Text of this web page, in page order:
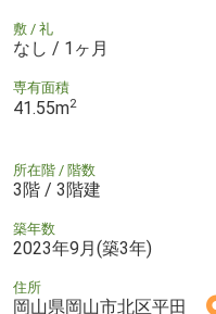
敷 / 礼
なし / 1ヶ月
専有面積
41.55m2
所在階 / 階数
3階 / 3階建
築年数
2023年9月(築3年)
住所
岡山県岡山市北区平田